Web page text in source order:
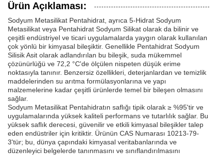
Ürün Açıklaması:
Sodyum Metasilikat Pentahidrat, ayrıca 5-Hidrat Sodyum
Metasilikat veya Pentahidrat Sodyum Silikat olarak da bilinir ve
çeşitli endüstriyel ve ticari uygulamalarda yaygın olarak kullanılan
çok yönlü bir kimyasal bileşiktir. Genellikle Pentahidrat Sodyum
Silisik Asit olarak adlandırılan bu bileşik, suda mükemmel
çözünürlüğü ve 72,2 °C'de ölçülen nispeten düşük erime
noktasıyla tanınır. Benzersiz özellikleri, deterjanlardan ve temizlik
maddelerinden su arıtma formülasyonlarına ve yapı
malzemelerine kadar çeşitli ürünlerde temel bir bileşen olmasını
sağlar.
Sodyum Metasilikat Pentahidratın saflığı tipik olarak ≥ %95'tir ve
uygulamalarında yüksek kaliteli performans ve tutarlılık sağlar. Bu
yüksek saflık derecesi, güvenilir ve etkili kimyasal bileşikler talep
eden endüstriler için kritiktir. Ürünün CAS Numarası 10213-79-
3'tür; bu, dünya çapındaki kimyasal veritabanlarında ve
düzenleyici belgelerde tanınmasını ve sınıflandırılmasını